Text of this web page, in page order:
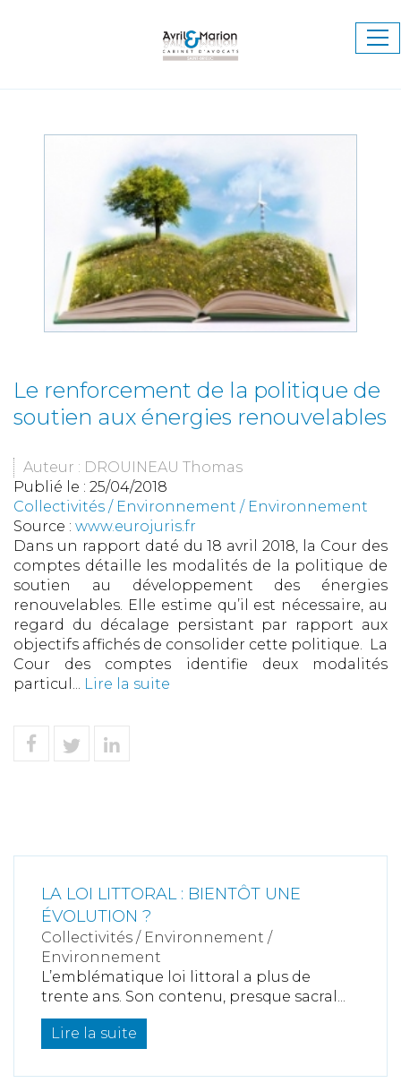
Le renforcement de la politique de
soutien aux énergies renouvelables
Auteur : DROUINEAU Thomas
Publié le : 25/04/2018
Collectivités / Environnement / Environnement
Source : www.eurojuris.fr
Dans un rapport daté du 18 avril 2018, la Cour des
comptes détaille les modalités de la politique de
soutien au développement des énergies
renouvelables. Elle estime qu’il est nécessaire, au
regard du décalage persistant par rapport aux
objectifs affichés de consolider cette politique. La
Cour des comptes identifie deux modalités
particul...
Lire la suite
LA LOI LITTORAL : BIENTÔT UNE
ÉVOLUTION ?
Collectivités / Environnement /
Environnement
L’emblématique loi littoral a plus de
trente ans. Son contenu, presque sacral...
Lire la suite